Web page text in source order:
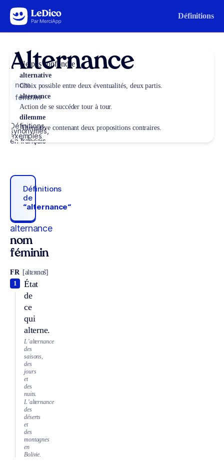
Aller au contenu Définitions
Alternance
nom
féminin
Définitions,
synonymes,
exemples
en français
Définitions
de
“alternance“
alternance
nom
féminin
FR [altɛʀnɑ̃s]
État
de
ce
qui
alterne.
1
L’alternance
des
saisons,
des
jours
et
des
nuits.
L’alternance
des
déserts
et
des
montagnes
en
Bolivie.
Ne pas confondre
alternative
Choix possible entre deux éventualités, deux partis.
alternance
Action de se succéder tour à tour.
dilemme
Alternative contenant deux propositions contraires.